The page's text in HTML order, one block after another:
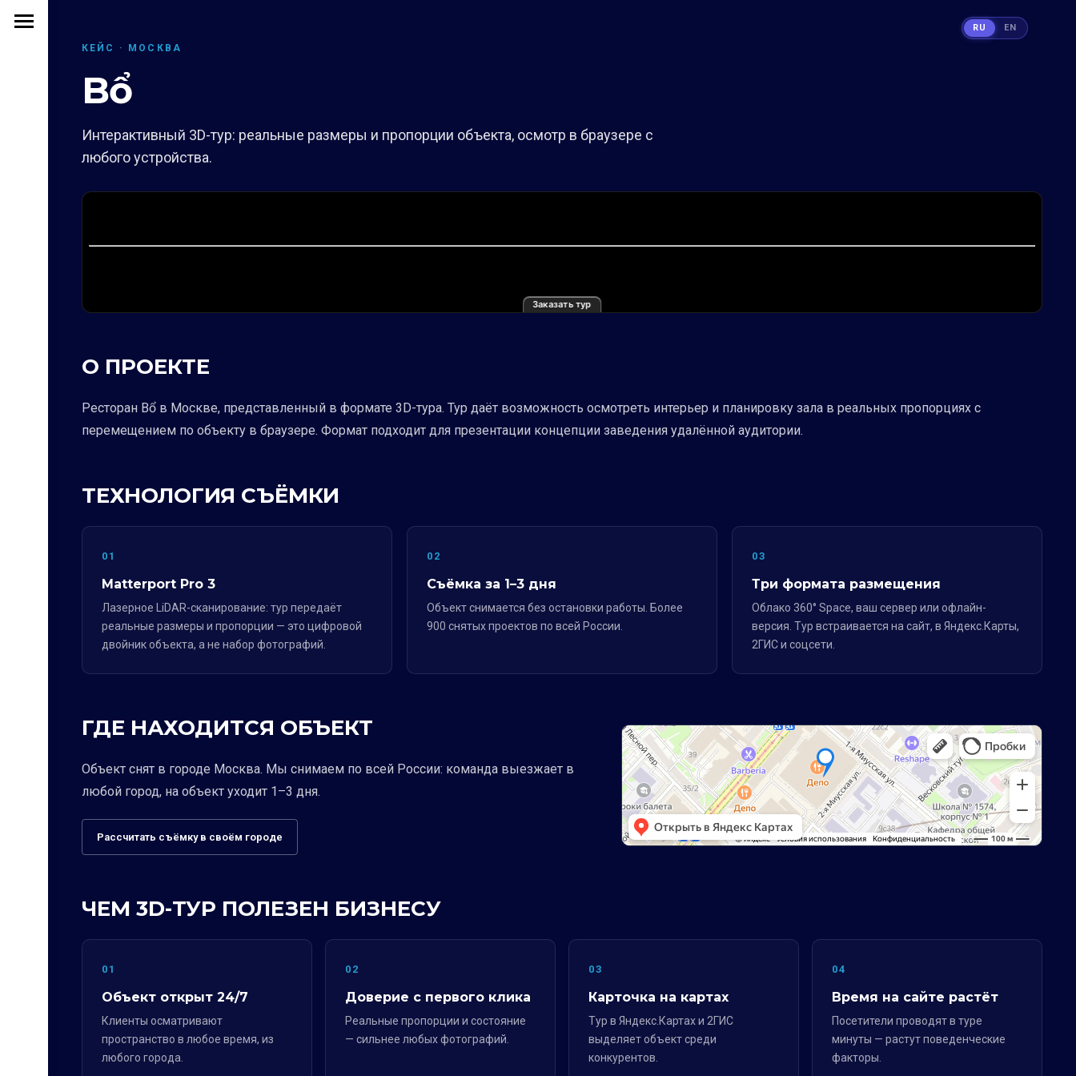
КЕЙС · МОСКВА
Bổ
Интерактивный 3D-тур: реальные размеры и пропорции объекта, осмотр в браузере с
любого устройства.
Заказать тур
О ПРОЕКТЕ
Ресторан Bổ в Москве, представленный в формате 3D-тура. Тур даёт возможность осмотреть интерьер и планировку зала в реальных пропорциях с
перемещением по объекту в браузере. Формат подходит для презентации концепции заведения удалённой аудитории.
ТЕХНОЛОГИЯ СЪЁМКИ
01
Matterport Pro 3
Лазерное LiDAR-сканирование: тур передаёт
реальные размеры и пропорции — это цифровой
двойник объекта, а не набор фотографий.
02
Съёмка за 1–3 дня
Объект снимается без остановки работы. Более
900 снятых проектов по всей России.
03
Три формата размещения
Облако 360° Space, ваш сервер или офлайн-
версия. Тур встраивается на сайт, в Яндекс.Карты,
2ГИС и соцсети.
ГДЕ НАХОДИТСЯ ОБЪЕКТ
Объект снят в городе Москва. Мы снимаем по всей России: команда выезжает в
любой город, на объект уходит 1–3 дня.
Рассчитать съёмку в своём городе
ЧЕМ 3D-ТУР ПОЛЕЗЕН БИЗНЕСУ
01
Объект открыт 24/7
Клиенты осматривают
пространство в любое время, из
любого города.
02
Доверие с первого клика
Реальные пропорции и состояние
— сильнее любых фотографий.
03
Карточка на картах
Тур в Яндекс.Картах и 2ГИС
выделяет объект среди
конкурентов.
04
Время на сайте растёт
Посетители проводят в туре
минуты — растут поведенческие
факторы.
RU EN